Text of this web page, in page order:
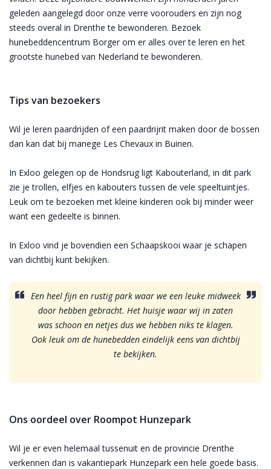
geleden aangelegd door onze verre voorouders en zijn nog
steeds overal in Drenthe te bewonderen. Bezoek
hunebeddencentrum Borger om er alles over te leren en het
grootste hunebed van Nederland te bewonderen.
Tips van bezoekers
Wil je leren paardrijden of een paardrijrit maken door de bossen
dan kan dat bij manege Les Chevaux in Buinen.
In Exloo gelegen op de Hondsrug ligt Kabouterland, in dit park
zie je trollen, elfjes en kabouters tussen de vele speeltuintjes.
Leuk om te bezoeken met kleine kinderen ook bij minder weer
want een gedeelte is binnen.
In Exloo vind je bovendien een Schaapskooi waar je schapen
van dichtbij kunt bekijken.
Een heel fijn en rustig park waar we een leuke midweek
door hebben gebracht. Het huisje waar wij in zaten
was schoon en netjes dus we hebben niks te klagen.
Ook leuk om de hunebedden eindelijk eens van dichtbij
te bekijken.
Ons oordeel over Roompot Hunzepark
Wil je er even helemaal tussenuit en de provincie Drenthe
verkennen dan is vakantiepark Hunzepark een hele goede basis.